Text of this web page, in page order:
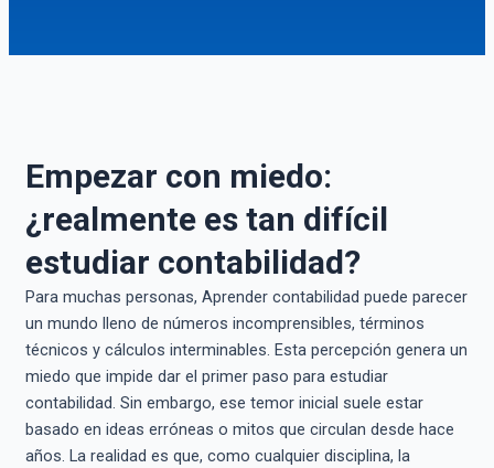
Empezar con miedo:
¿realmente es tan difícil
estudiar contabilidad?
Para muchas personas, Aprender contabilidad puede parecer
un mundo lleno de números incomprensibles, términos
técnicos y cálculos interminables. Esta percepción genera un
miedo que impide dar el primer paso para estudiar
contabilidad. Sin embargo, ese temor inicial suele estar
basado en ideas erróneas o mitos que circulan desde hace
años. La realidad es que, como cualquier disciplina, la